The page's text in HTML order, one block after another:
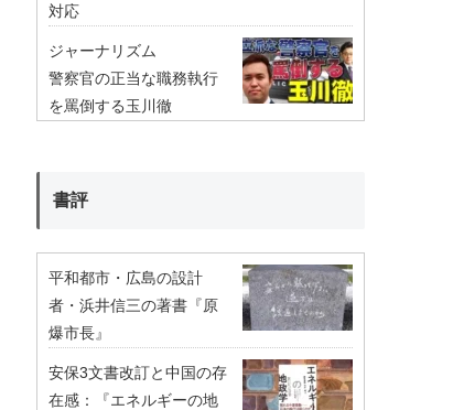
対応
ジャーナリズム
警察官の正当な職務執行
を罵倒する玉川徹
書評
平和都市・広島の設計
者・浜井信三の著書『原
爆市長』
安保3文書改訂と中国の存
在感：『エネルギーの地